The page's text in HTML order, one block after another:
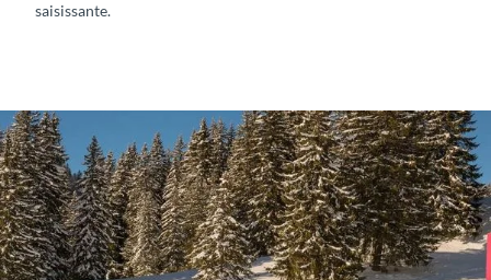
saisissante.